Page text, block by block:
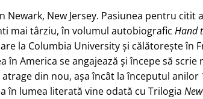
Newark, New Jersey. Pasiunea pentru citit
mai târziu, în volumul autobiografic Hand
la Columbia University și călătorește în
în America se angajează și începe să scrie
din nou, așa încât la începutul anilor
în lumea literată vine odată cu Trilogia